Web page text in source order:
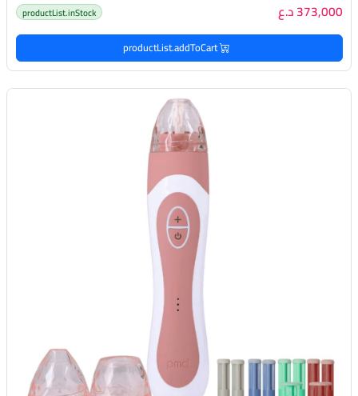
373,000 د.ع productList.inStock
productList.addToCart